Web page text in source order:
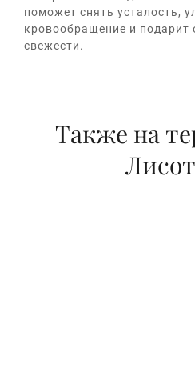
поможет снять усталость,
кровообращение и подарит
свежести.
Также на